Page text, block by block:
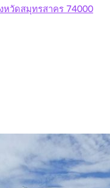
หวัดสมุทรสาคร 74000